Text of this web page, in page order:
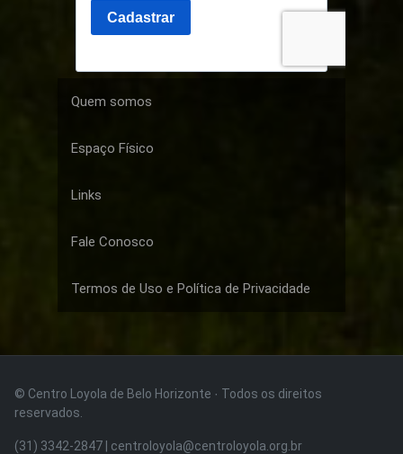
Quem somos
Espaço Físico
Links
Fale Conosco
Termos de Uso e Política de Privacidade
© Centro Loyola de Belo Horizonte · Todos os direitos
reservados.
(31) 3342-2847 | centroloyola@centroloyola.org.br